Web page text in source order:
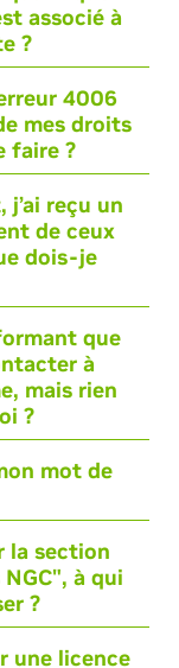
associé à
?
4006
mes droits
faire ?
reçu un
de ceux
dois-je
que
à
mais rien
?
mot de
la section
à qui
?
une licence